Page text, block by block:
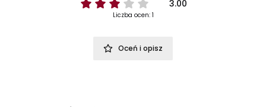
3.00
Liczba ocen: 1
Oceń i opisz